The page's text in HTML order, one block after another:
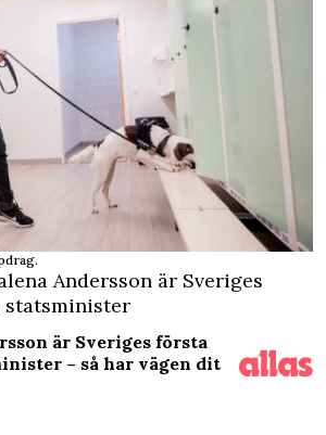
Andersson är Sveriges
är Sveriges första
– så har vägen dit